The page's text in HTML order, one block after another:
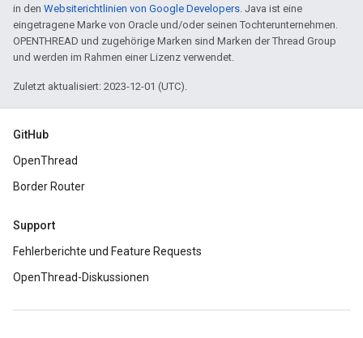
in den Websiterichtlinien von Google Developers. Java ist eine
eingetragene Marke von Oracle und/oder seinen Tochterunternehmen.
OPENTHREAD und zugehörige Marken sind Marken der Thread Group
und werden im Rahmen einer Lizenz verwendet.
Zuletzt aktualisiert: 2023-12-01 (UTC).
GitHub
OpenThread
Border Router
Support
Fehlerberichte und Feature Requests
OpenThread-Diskussionen